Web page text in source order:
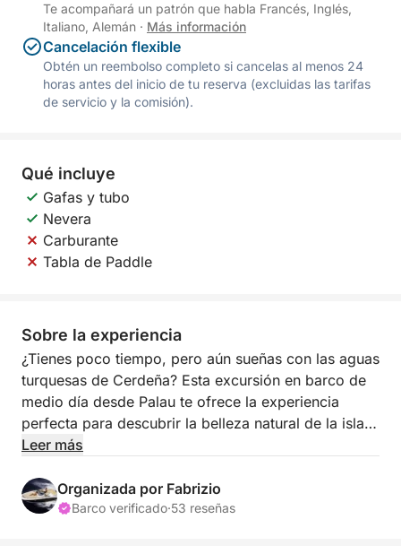
Te acompañará un patrón que habla Francés, Inglés,
Italiano, Alemán · Más información
Cancelación flexible
Obtén un reembolso completo si cancelas al menos 24
horas antes del inicio de tu reserva (excluidas las tarifas
de servicio y la comisión).
Qué incluye
Gafas y tubo
Nevera
Carburante
Tabla de Paddle
Sobre la experiencia
¿Tienes poco tiempo, pero aún sueñas con las aguas
turquesas de Cerdeña? Esta excursión en barco de
medio día desde Palau te ofrece la experiencia
perfecta para descubrir la belleza natural de la isla,
con calas de aguas cristalinas, playas escondidas y
barco. Ya sea que quieras nadar, tomar el sol o
simplemente relajarte y disfrutar del paisaje, esta
Leer más
Organizada por Fabrizio
Barco verificado·53 reseñas